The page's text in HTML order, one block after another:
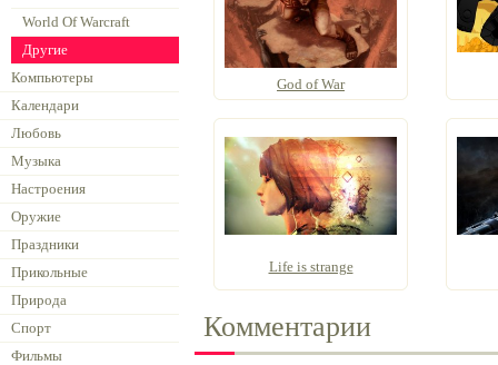
World Of Warcraft
Другие
Компьютеры
Календари
Любовь
Музыка
Настроения
Оружие
Праздники
Прикольные
Природа
Спорт
Фильмы
God of War
Life is strange
Комментарии